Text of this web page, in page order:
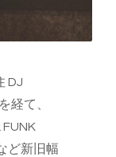
DJ
経て、
ど新旧幅